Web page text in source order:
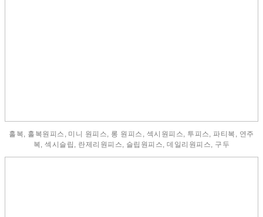
홀복, 홀복원피스, 미니 원피스, 롱 원피스, 섹시원피스, 투피스, 파티복, 연주
복, 섹시슬립, 란제리원피스, 슬립원피스, 데일리원피스, 구두